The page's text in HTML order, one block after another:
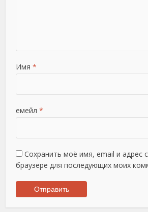
Имя *
емейл *
Сохранить моё имя, email и адрес
браузере для последующих моих